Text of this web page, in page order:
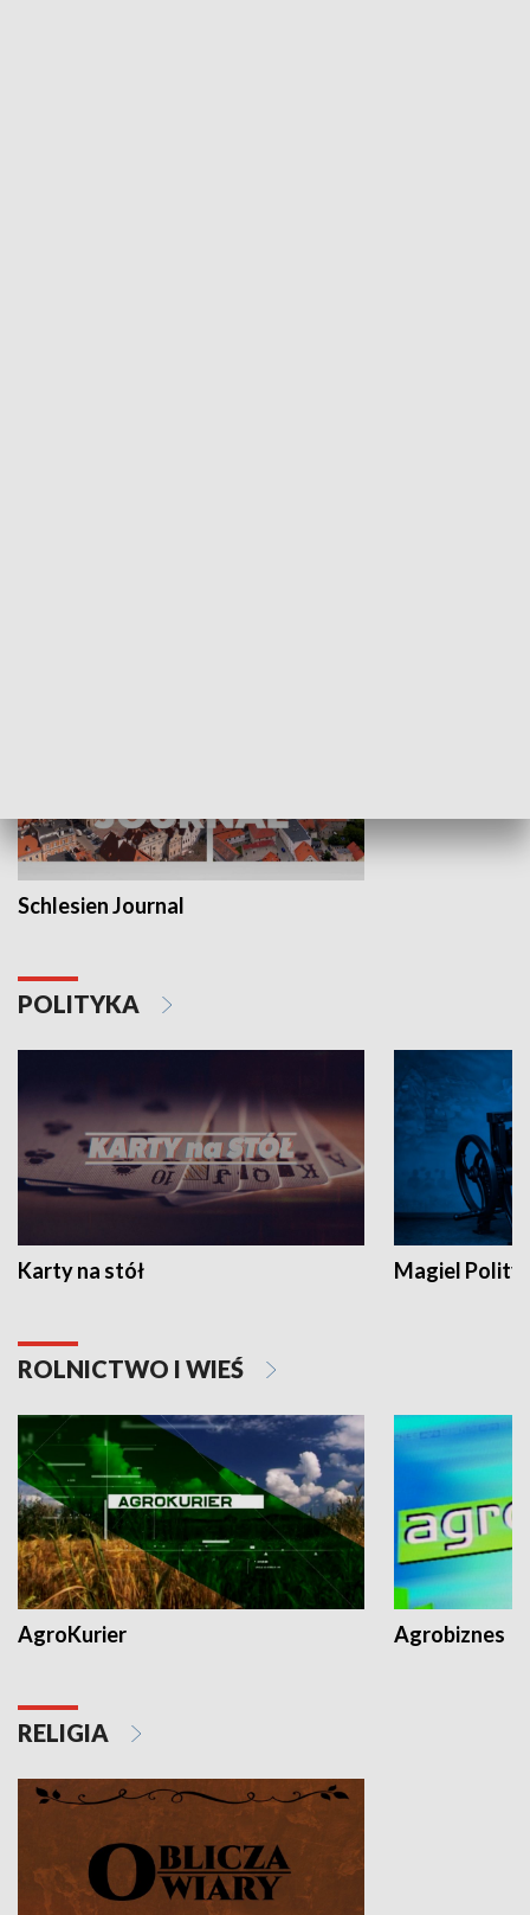
Schlesien Journal
POLITYKA
Karty na stół Magiel
ROLNICTWO I WIEŚ
AgroKurier Agrobiznes
RELIGIA